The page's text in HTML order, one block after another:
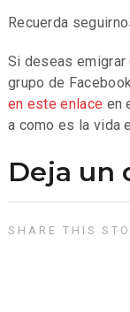
Recuerda
Si deseas emigrar
grupo de
en este enlace en
a como es la vida
Deja un
SHARE THIS